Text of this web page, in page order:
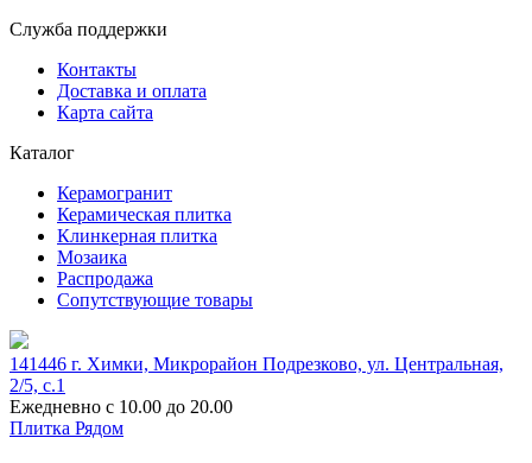
Служба поддержки
Контакты
Доставка и оплата
Карта сайта
Каталог
Керамогранит
Керамическая плитка
Клинкерная плитка
Мозаика
Распродажа
Сопутствующие товары
141446 г. Химки, Микрорайон Подрезково, ул. Центральная,
2/5, c.1
Ежедневно с 10.00 до 20.00
Плитка Рядом